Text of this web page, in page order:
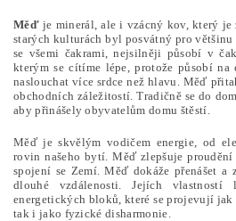
Měď je minerál, ale i vzácný kov, který je
starých kulturách byl posvátný pro
se všemi čakrami, nejsilněji působí v
kterým se cítíme lépe, protože působí na
naslouchat více srdce než hlavu. Měď
obchodních záležitostí. Tradičně se do
aby přinášely obyvatelům domu štěstí.
Měď je skvělým vodičem energie, od
rovin našeho bytí. Měď zlepšuje
spojení se Zemí. Měď dokáže přenášet
dlouhé vzdálenosti. Jejích
energetických bloků, které se projevují
tak i jako fyzické disharmonie.